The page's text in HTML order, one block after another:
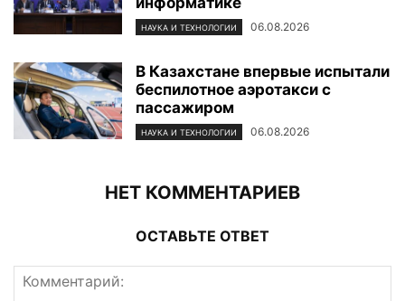
НАУКА И ТЕХНОЛОГИИ 06.08.2026
В Казахстане впервые испытали
беспилотное аэротакси с
пассажиром
НАУКА И ТЕХНОЛОГИИ 06.08.2026
НЕТ КОММЕНТАРИЕВ
ОСТАВЬТЕ ОТВЕТ